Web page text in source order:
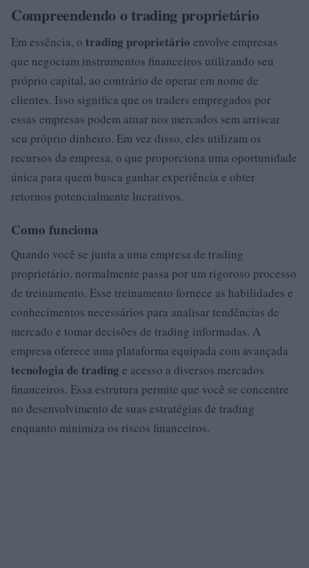
Compreendendo o trading proprietário
Em essência, o trading proprietário envolve empresas
que negociam instrumentos financeiros utilizando seu
próprio capital, ao contrário de operar em nome de
clientes. Isso significa que os traders empregados por
essas empresas podem atuar nos mercados sem arriscar
seu próprio dinheiro. Em vez disso, eles utilizam os
recursos da empresa, o que proporciona uma oportunidade
única para quem busca ganhar experiência e obter
retornos potencialmente lucrativos.
Como funciona
Quando você se junta a uma empresa de trading
proprietário, normalmente passa por um rigoroso processo
de treinamento. Esse treinamento fornece as habilidades e
conhecimentos necessários para analisar tendências de
mercado e tomar decisões de trading informadas. A
empresa oferece uma plataforma equipada com avançada
tecnologia de trading e acesso a diversos mercados
financeiros. Essa estrutura permite que você se concentre
no desenvolvimento de suas estratégias de trading
enquanto minimiza os riscos financeiros.